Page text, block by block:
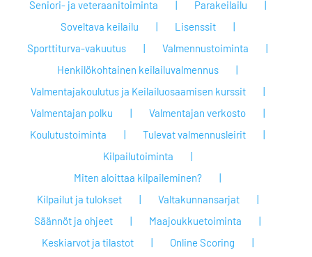
Seniori- ja veteraanitoiminta
Parakeilailu
Soveltava keilailu
Lisenssit
Sporttiturva-vakuutus
Valmennustoiminta
Henkilökohtainen keilailuvalmennus
Valmentajakoulutus ja Keilailuosaamisen kurssit
Valmentajan polku
Valmentajan verkosto
Koulutustoiminta
Tulevat valmennusleirit
Kilpailutoiminta
Miten aloittaa kilpaileminen?
Kilpailut ja tulokset
Valtakunnansarjat
Säännöt ja ohjeet
Maajoukkuetoiminta
Keskiarvot ja tilastot
Online Scoring